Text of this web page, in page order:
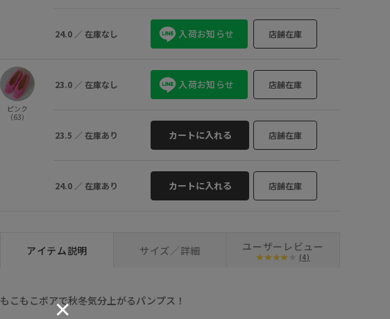
24.0 ／ 在庫なし 入荷お知らせ 店舗在庫
ピンク
（63）
23.0 ／ 在庫なし 入荷お知らせ 店舗在庫
23.5 ／ 在庫あり カートに入れる 店舗在庫
24.0 ／ 在庫あり カートに入れる 店舗在庫
アイテム説明 サイズ／詳細 ユーザーレビュー
(4)
もこもこボアで秋冬気分上がるパンプス！